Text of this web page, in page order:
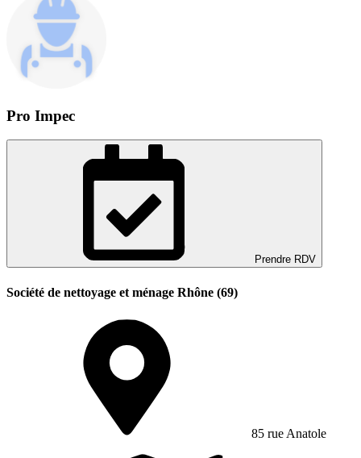
Pro Impec
Prendre RDV
Société de nettoyage et ménage Rhône (69)
85 rue Anatole